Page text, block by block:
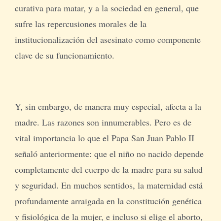
curativa para matar, y a la sociedad en general, que
sufre las repercusiones morales de la
institucionalización del asesinato como componente
clave de su funcionamiento.
Y, sin embargo, de manera muy especial, afecta a la
madre. Las razones son innumerables. Pero es de
vital importancia lo que el Papa San Juan Pablo II
señaló anteriormente: que el niño no nacido depende
completamente del cuerpo de la madre para su salud
y seguridad. En muchos sentidos, la maternidad está
profundamente arraigada en la constitución genética
y fisiológica de la mujer, e incluso si elige el aborto,